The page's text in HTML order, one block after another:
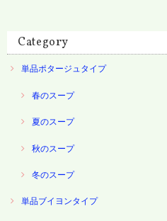
Category
単品ポタージュタイプ
春のスープ
夏のスープ
秋のスープ
冬のスープ
単品ブイヨンタイプ